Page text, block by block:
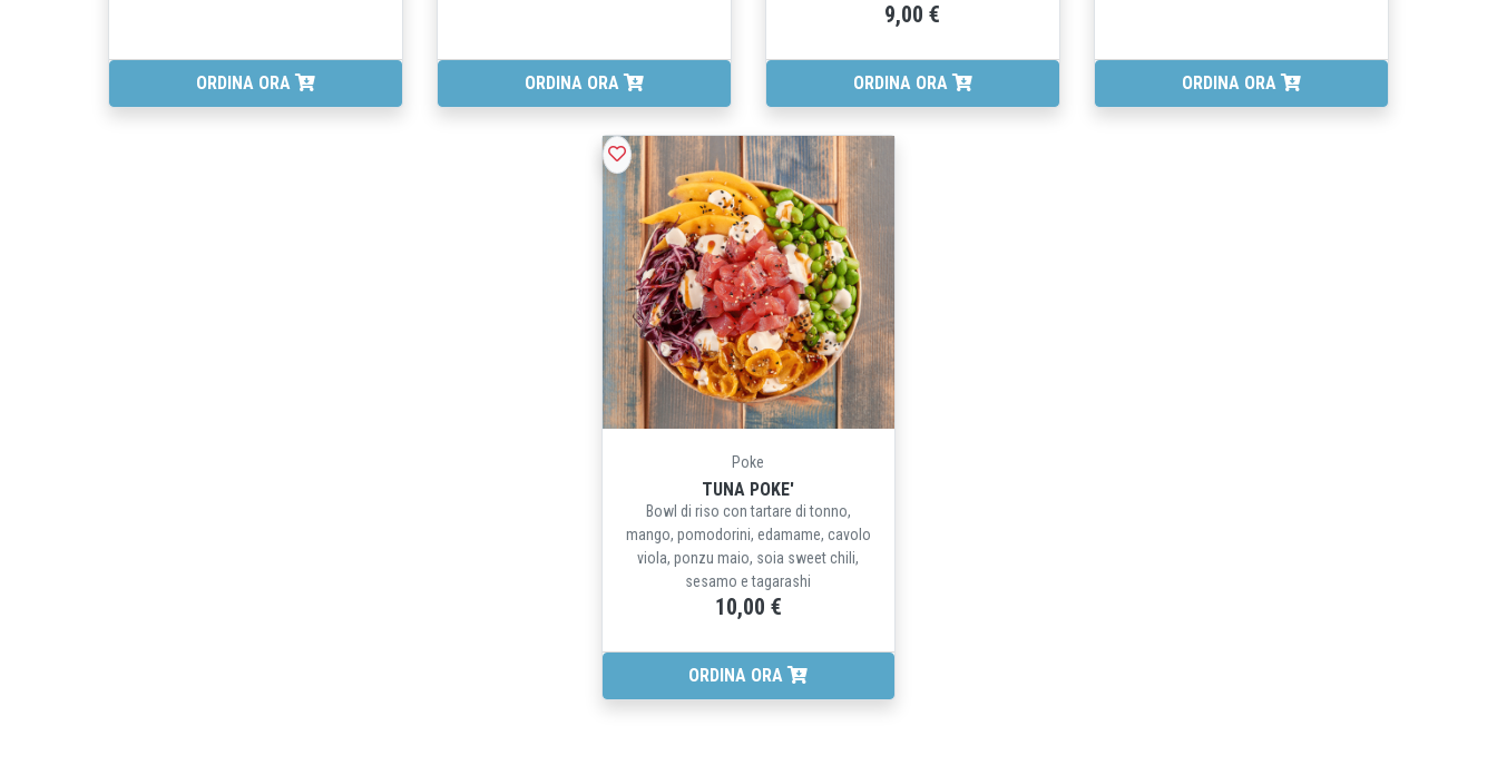
ORDINA ORA ORDINA ORA
9,00 €
ORDINA ORA ORDINA ORA
Poke
TUNA POKE'
Bowl di riso con tartare di tonno,
mango, pomodorini, edamame, cavolo
viola, ponzu maio, soia sweet chili,
sesamo e tagarashi
10,00 €
ORDINA ORA